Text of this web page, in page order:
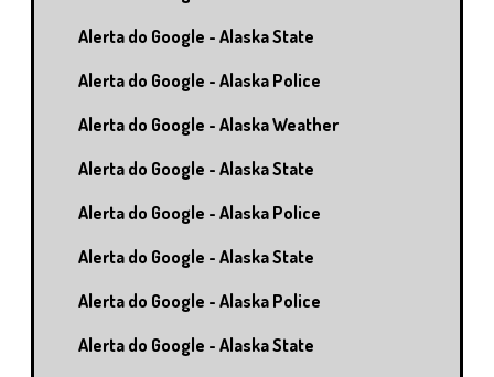
Alerta do Google - Alaska State
Alerta do Google - Alaska Police
Alerta do Google - Alaska Weather
Alerta do Google - Alaska State
Alerta do Google - Alaska Police
Alerta do Google - Alaska State
Alerta do Google - Alaska Police
Alerta do Google - Alaska State